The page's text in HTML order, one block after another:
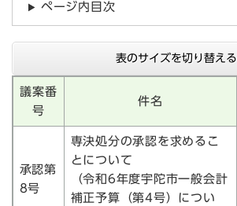
ページ内目次
表のサイズを切り替える
議案番
号
件名
承認第
8号
専決処分の承認を求めるこ
とについて
（令和6年度宇陀市一般会計
補正予算（第4号）につい